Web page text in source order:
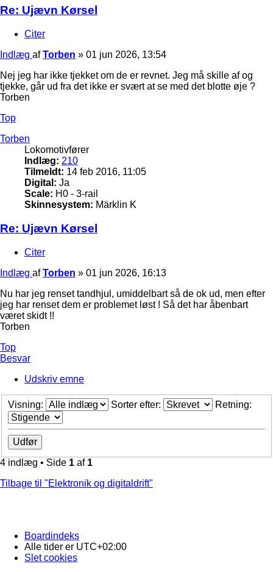
Re: Ujævn Kørsel
Citer
Indlæg afTorben » 01 jun 2026, 13:54
Nej jeg har ikke tjekket om de er revnet. Jeg må skille af og
tjekke, går ud fra det ikke er svært at se med det blotte øje ?
Torben
Top
Torben
Lokomotivfører
Indlæg: 210
Tilmeldt: 14 feb 2016, 11:05
Digital: Ja
Scale: H0 - 3-rail
Skinnesystem: Märklin K
Re: Ujævn Kørsel
Citer
Indlæg afTorben » 01 jun 2026, 16:13
Nu har jeg renset tandhjul, umiddelbart så de ok ud, men efter
jeg har renset dem er problemet løst ! Så det har åbenbart
været skidt !!
Torben
Top
Besvar
Udskriv emne
Visning: Sorter efter: Retning:
4 indlæg • Side 1 af 1
Tilbage til "Elektronik og digitaldrift"
Boardindeks
Alle tider er UTC+02:00
Slet cookies